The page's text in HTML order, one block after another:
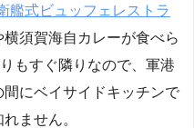
艦式ビュッフェレストラ
須賀海自カレーが食べら
もすぐ隣りなので、軍港
にベイサイドキッチンで
ません。